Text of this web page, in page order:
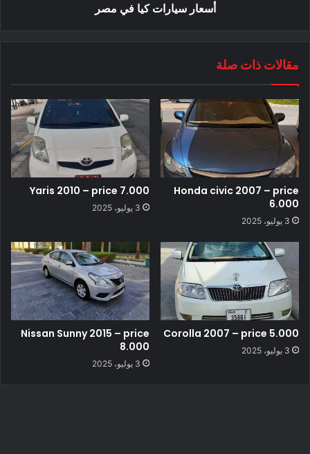
أسعار سيارات كيا في مصر
مقالات ذات صلة
Honda civic 2007 – price
6.000
3 يوليو، 2025
Yaris 2010 – price 7.000
3 يوليو، 2025
Corolla 2007 – price 5.000
3 يوليو، 2025
Nissan Sunny 2015 – price
8.000
3 يوليو، 2025